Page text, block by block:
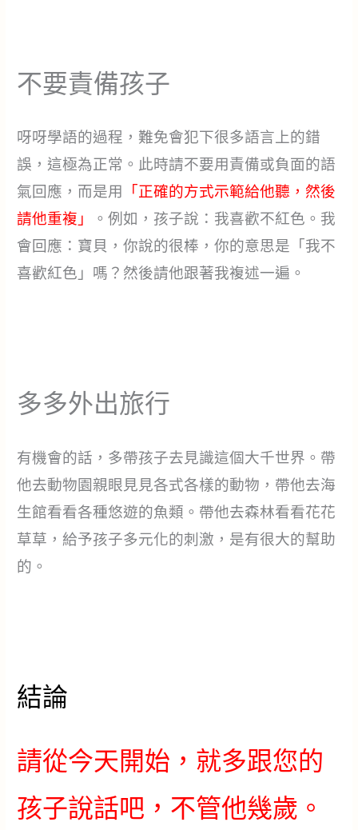
不要責備孩子
呀呀學語的過程，難免會犯下很多語言上的錯
誤，這極為正常。此時請不要用責備或負面的語
氣回應，而是用 「正確的方式示範給他聽，然後
請他重複 」
。例如，孩子說：我喜歡不紅色。我
會回應：寶貝，你說的很棒，你的意思是「我不
喜歡紅色」嗎？然後請他跟著我複述一遍。
多多外出旅行
有機會的話，多帶孩子去見識這個大千世界。帶
他去動物園親眼見見各式各樣的動物，帶他去海
生館看看各種悠遊的魚類。帶他去森林看看花花
草草，給予孩子多元化的刺激，是有很大的幫助
的。
結論
請從今天開始，就多跟您的
孩子說話吧，不管他幾歲。